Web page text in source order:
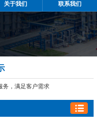
关于我们 联系我们
务，满足客户需求